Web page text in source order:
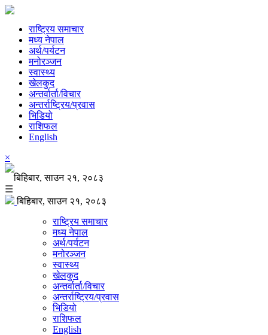
राष्ट्रिय समाचार
मध्य नेपाल
अर्थ/पर्यटन
मनोरञ्जन
स्वास्थ्य
खेलकुद
अन्तर्वार्ता/विचार
अन्तर्राष्ट्रिय/प्रवास
भिडियो
राशिफल
English
×
बिहिबार, साउन २१, २०८३
☰
बिहिबार, साउन २१, २०८३
राष्ट्रिय समाचार
मध्य नेपाल
अर्थ/पर्यटन
मनोरञ्जन
स्वास्थ्य
खेलकुद
अन्तर्वार्ता/विचार
अन्तर्राष्ट्रिय/प्रवास
भिडियो
राशिफल
English